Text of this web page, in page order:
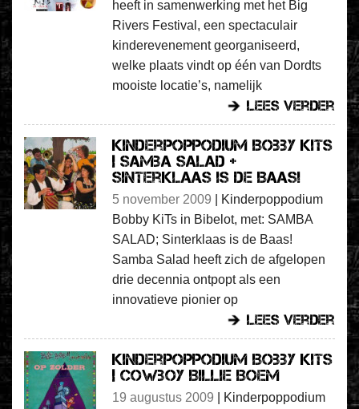
heeft in samenwerking met het Big
Rivers Festival, een spectaculair
kinderevenement georganiseerd,
welke plaats vindt op één van Dordts
mooiste locatie’s, namelijk
lees verder
Kinderpoppodium Bobby KiTs
| Samba Salad +
Sinterklaas is de Baas!
5 november 2009
Kinderpoppodium
Bobby KiTs in Bibelot, met: SAMBA
SALAD; Sinterklaas is de Baas!
Samba Salad heeft zich de afgelopen
drie decennia ontpopt als een
innovatieve pionier op
lees verder
Kinderpoppodium Bobby KiTs
| Cowboy Billie Boem
19 augustus 2009
Kinderpoppodium